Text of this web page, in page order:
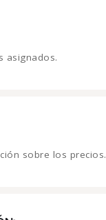
asignados.
sobre los precios.